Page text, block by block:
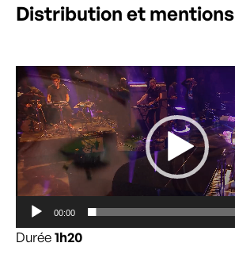
Distribution et mentions
Lecteur
vidéo
00:00
Durée1h20